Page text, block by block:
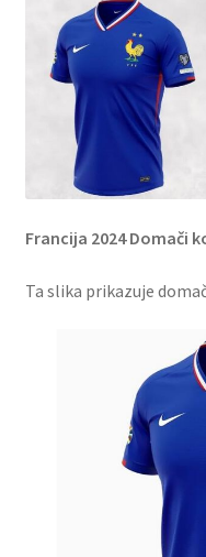
Francija 2024 Domači
Ta slika prikazuje